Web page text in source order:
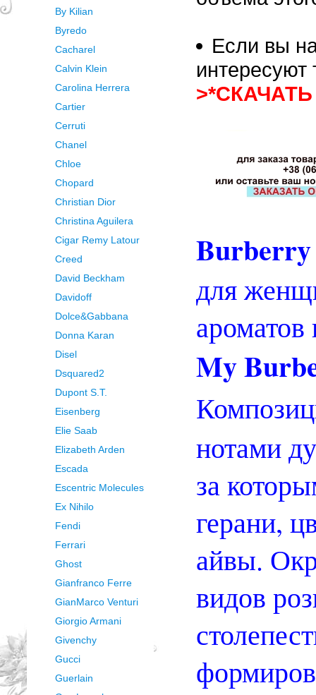
By Kilian
Byredo
Cacharel
Calvin Klein
Carolina Herrera
Cartier
Cerruti
Chanel
Chloe
Chopard
Christian Dior
Christina Aguilera
Cigar Remy Latour
Creed
David Beckham
Davidoff
Dolce&Gabbana
Donna Karan
Disel
Dsquared2
Dupont S.T.
Eisenberg
Elie Saab
Elizabeth Arden
Escada
Escentric Molecules
Ex Nihilo
Fendi
Ferrari
Ghost
Gianfranco Ferre
GianMarco Venturi
Giorgio Armani
Givenchy
Gucci
Guerlain
Если вы
для
My
нотами
за
герани,
айвы.
видов